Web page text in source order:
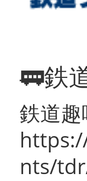
🚃鉄
鉄道
nts/